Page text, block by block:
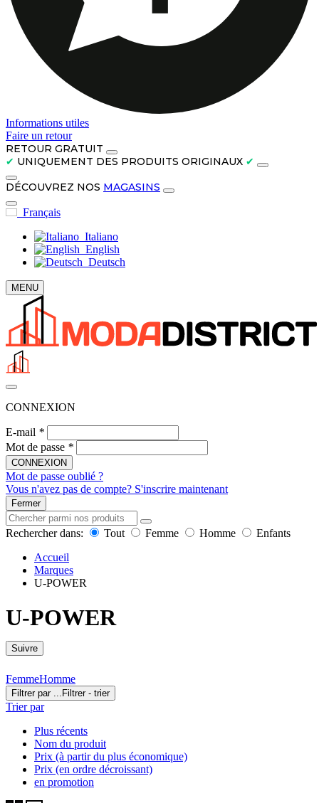
Informations utiles
Faire un retour
RETOUR GRATUIT
✔ UNIQUEMENT DES PRODUITS ORIGINAUX ✔
DÉCOUVREZ NOS MAGASINS
Français
Italiano
English
Deutsch
MENU
CONNEXION
E-mail *
Mot de passe *
CONNEXION
Mot de passe oublié ?
Vous n'avez pas de compte? S'inscrire maintenant
Fermer
Rechercher dans: Tout Femme Homme
Enfants
Accueil
Marques
U-POWER
U-POWER
Suivre
FemmeHomme
Filtrer par ... Filtrer - trier
Trier par
Plus récents
Nom du produit
Prix (à partir du plus économique)
Prix (en ordre décroissant)
en promotion